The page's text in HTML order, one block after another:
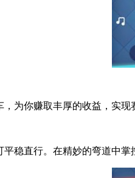
为你赚取丰厚的收益，实现
稳直行。在精妙的弯道中掌